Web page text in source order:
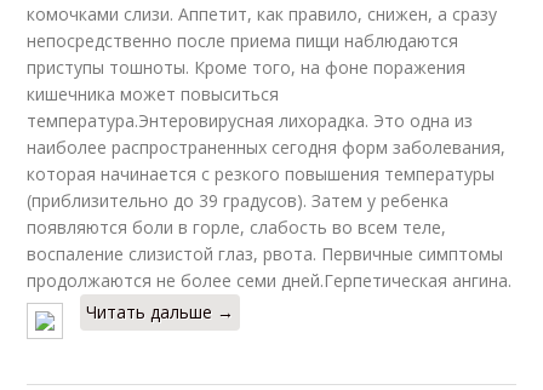
комочками слизи. Аппетит, как правило, снижен, а сразу
непосредственно после приема пищи наблюдаются
приступы тошноты. Кроме того, на фоне поражения
кишечника может повыситься
температура.Энтеровирусная лихорадка. Это одна из
наиболее распространенных сегодня форм заболевания,
которая начинается с резкого повышения температуры
(приблизительно до 39 градусов). Затем у ребенка
появляются боли в горле, слабость во всем теле,
воспаление слизистой глаз, рвота. Первичные симптомы
продолжаются не более семи дней.Герпетическая ангина.
Читать дальше →